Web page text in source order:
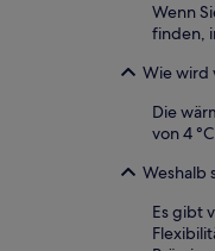
Wenn
finden,
Wie wird
Die
von 4
Weshalb
Es gibt